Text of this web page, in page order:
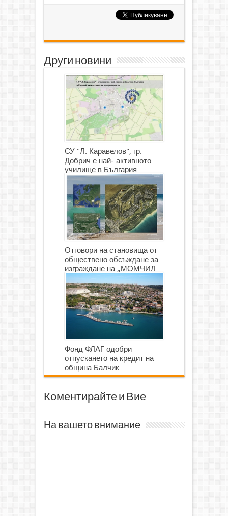
Други новини
СУ "Л. Каравелов", гр.
Добрич е най- активното
училище в България
Отговори на становища от
обществено обсъждане за
изграждане на „МОМЧИЛ
ГОЛФ И ГОЛФ ИГРИЩЕ”
Фонд ФЛАГ одобри
отпускането на кредит на
община Балчик
Коментирайте и Вие
На вашето внимание